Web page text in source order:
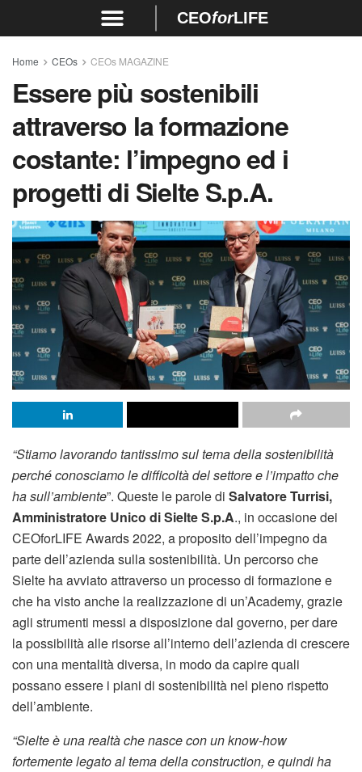
CEOforLIFE
Home CEOs CEOs MAGAZINE
Essere più sostenibili
attraverso la formazione
costante: l’impegno ed i
progetti di Sielte S.p.A.
“Stiamo lavorando tantissimo sul tema della sostenibilità
perché conosciamo le difficoltà del settore e l’impatto che
ha sull’ambiente”. Queste le parole di Salvatore Turrisi,
Amministratore Unico di Sielte S.p.A., in occasione dei
CEOforLIFE Awards 2022, a proposito dell’impegno da
parte dell’azienda sulla sostenibilità. Un percorso che
Sielte ha avviato attraverso un processo di formazione e
che ha visto anche la realizzazione di un’Academy, grazie
agli strumenti messi a disposizione dal governo, per dare
la possibilità alle risorse all’interno dell’azienda di crescere
con una mentalità diversa, in modo da capire quali
possano essere i piani di sostenibilità nel pieno rispetto
dell’ambiente.
“Sielte è una realtà che nasce con un know-how
fortemente legato al tema della construction, e quindi ha